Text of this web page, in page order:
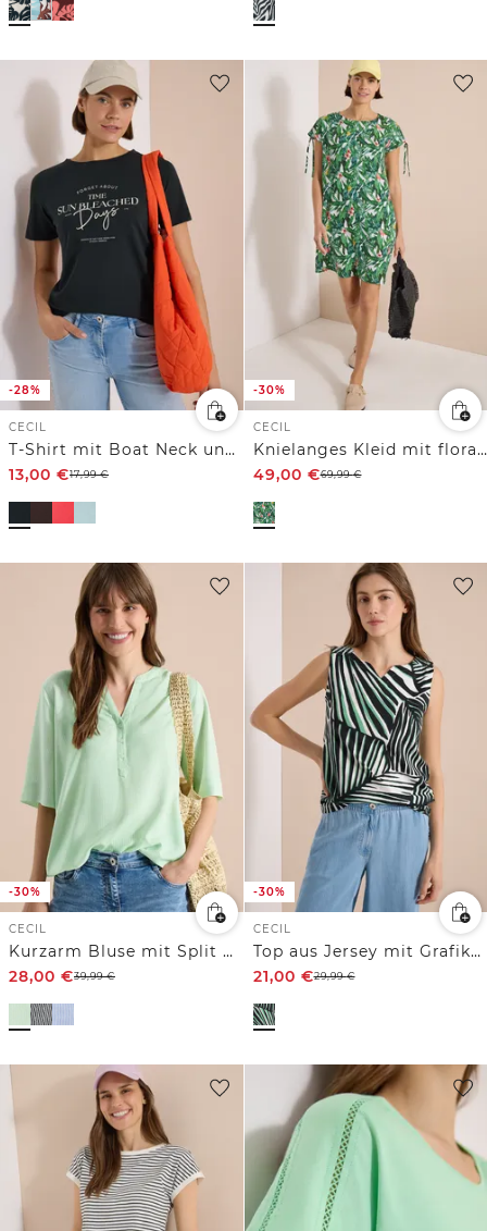
-28%
CECIL
T-Shirt mit Boat Neck und Wording Artwork
13,00 €17,99€
-30%
CECIL
Knielanges Kleid mit floralem Muster
49,00 €69,99€
-30%
CECIL
Kurzarm Bluse mit Split Neck und Streifen
28,00 €39,99€
-30%
CECIL
Top aus Jersey mit Grafikprint
21,00 €29,99€